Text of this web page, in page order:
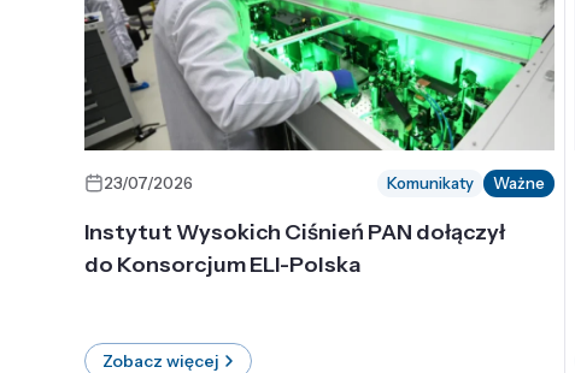
23/07/2026 Komunikaty Ważne
Instytut Wysokich Ciśnień PAN dołączył
do Konsorcjum ELI-Polska
Zobacz więcej